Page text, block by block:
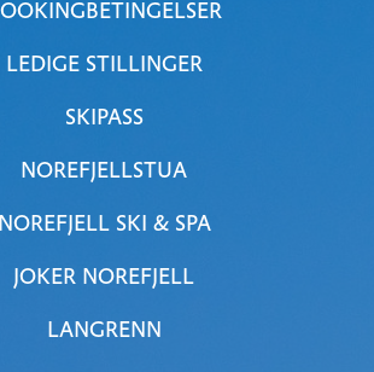
LEDIGE STILLINGER
SKIPASS
NOREFJELLSTUA
NOREFJELL SKI & SPA
JOKER NOREFJELL
LANGRENN